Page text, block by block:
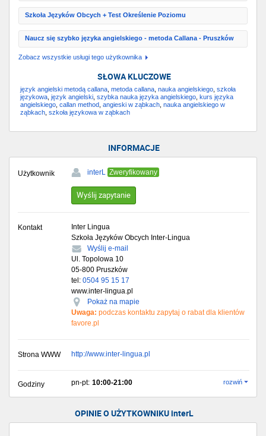
Szkoła Języków Obcych + Test Określenie Poziomu
Naucz się szybko języka angielskiego - metoda Callana - Pruszków
Zobacz wszystkie usługi tego użytkownika
SŁOWA KLUCZOWE
język angielski metodą callana metoda callana nauka angielskiego szkoła
językowa język angielski szybka nauka języka angielskiego kurs języka
angielskiego callan method angieski w ząbkach nauka angielskiego w
ząbkach szkoła językowa w ząbkach
INFORMACJE
Użytkownik interL Zweryfikowany
Wyślij zapytanie
Kontakt
Inter Lingua
Szkoła Języków Obcych Inter-Lingua
Wyślij e-mail
Ul. Topolowa 10
05-800 Pruszków
tel: 0504 95 15 17
www.inter-lingua.pl
Pokaż na mapie
Uwaga: podczas kontaktu zapytaj o rabat dla klientów
favore.pl
Strona WWW http://www.inter-lingua.pl
Godziny pn-pt: 10:00-21:00 rozwiń
OPINIE O UŻYTKOWNIKU interL